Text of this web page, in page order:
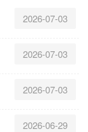
2026-07-03
2026-07-03
2026-07-03
2026-06-29